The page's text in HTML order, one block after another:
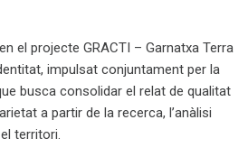
el projecte GRACTI – Garnatxa Terra
impulsat conjuntament per la
busca consolidar el relat de qualitat
a partir de la recerca, l’anàlisi
territori.